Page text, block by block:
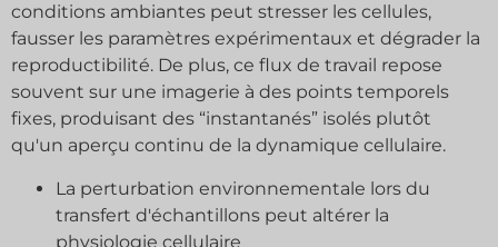
conditions ambiantes peut stresser les cellules,
fausser les paramètres expérimentaux et dégrader la
reproductibilité. De plus, ce flux de travail repose
souvent sur une imagerie à des points temporels
fixes, produisant des “instantanés” isolés plutôt
qu'un aperçu continu de la dynamique cellulaire.
La perturbation environnementale lors du
transfert d'échantillons peut altérer la
physiologie cellulaire